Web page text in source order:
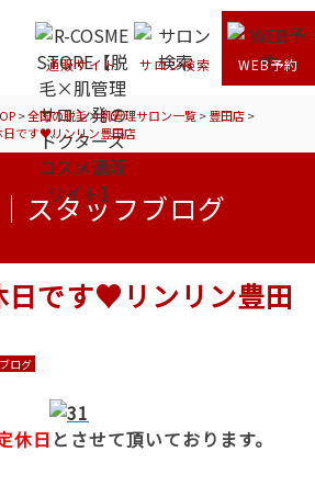
通販サイト サロン検索 WEB予約
>全国の脱毛×肌管理サロン一覧>豊田店>
です♥リンリン豊田店
スタッフブログ
です♥リンリン豊田
ログ
休日 とさせて頂いております。